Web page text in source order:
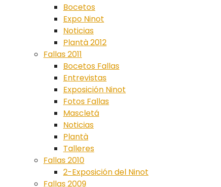
Bocetos
Expo Ninot
Noticias
Plantà 2012
Fallas 2011
Bocetos Fallas
Entrevistas
Exposición Ninot
Fotos Fallas
Mascletá
Noticias
Plantà
Talleres
Fallas 2010
2-Exposición del Ninot
Fallas 2009